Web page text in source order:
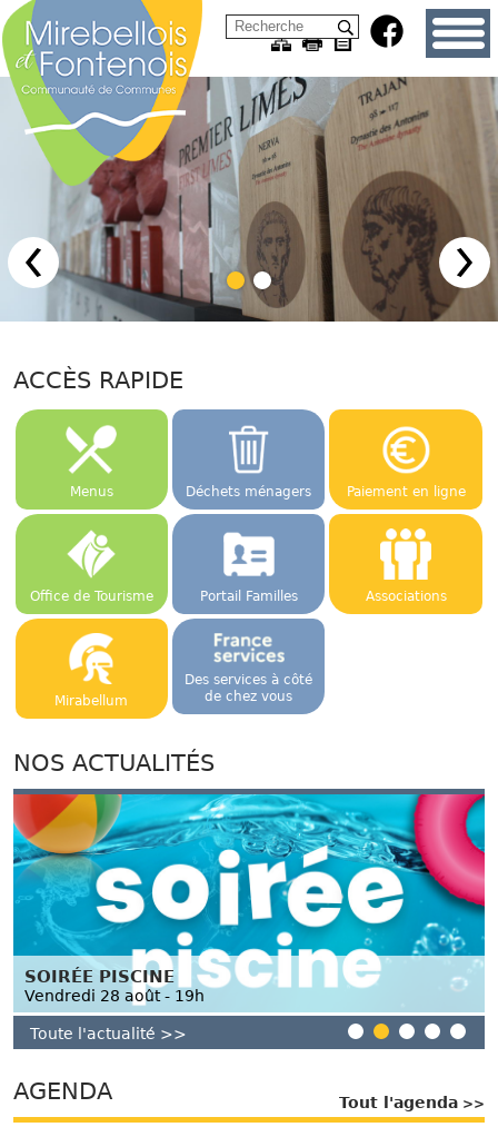
ACCÈS RAPIDE
Menus Déchets ménagers Paiement en ligne
Office de Tourisme Portail Familles Associations
Mirabellum
Des services à côté
de chez vous
NOS ACTUALITÉS
SOIRÉE PISCINE
Vendredi 28 août - 19h
1 2 3 4 5
Toute l'actualité
AGENDA Tout l'agenda